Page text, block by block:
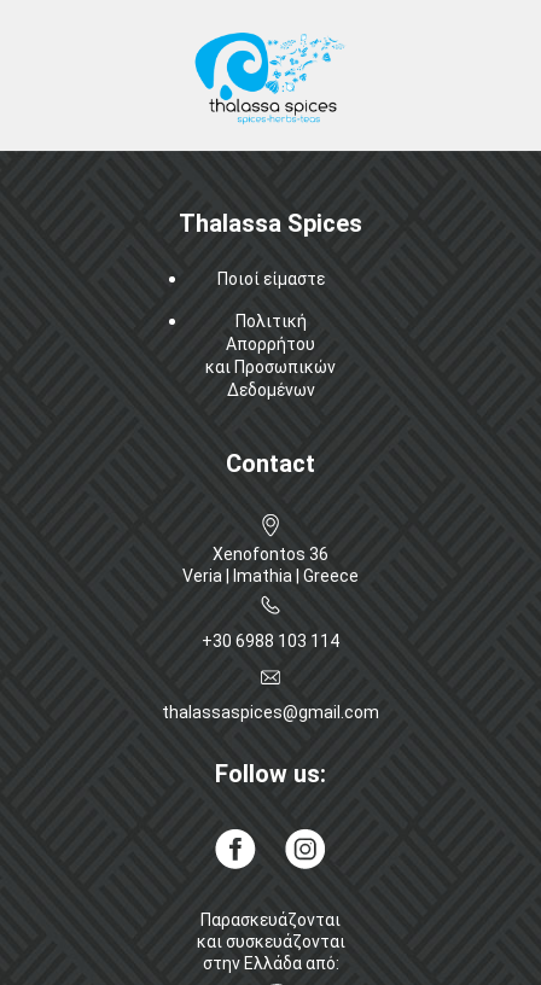
Thalassa Spices
Ποιοί είμαστε
Πολιτική
Απορρήτου
και Προσωπικών
Δεδομένων
Contact
Xenofontos 36
Veria | Imathia | Greece
+30 6988 103 114
thalassaspices@gmail.com
Follow us:
Παρασκευάζονται
και συσκευάζονται
στην Ελλάδα από: